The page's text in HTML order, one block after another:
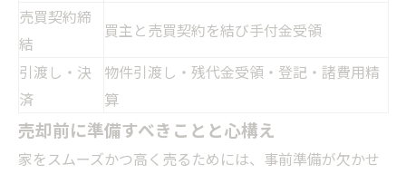
売買契約締
結
買主と売買契約を結び手付金受領
引渡し・決
済
物件引渡し・残代金受領・登記・諸費用精
算
売却前に準備すべきことと心構え
家をスムーズかつ高く売るためには、事前準備が欠かせ